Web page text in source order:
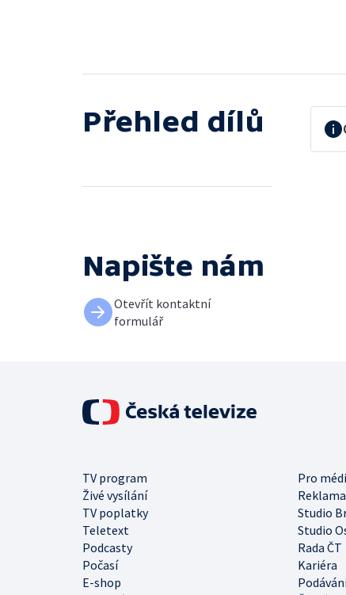
Přehled dílů
Napište nám
Otevřít kontaktní
formulář
TV program
Pro
Živé vysílání
Reklama
TV poplatky
Studio
Teletext
Studio
Podcasty
Rada ČT
Počasí
Kariéra
E-shop